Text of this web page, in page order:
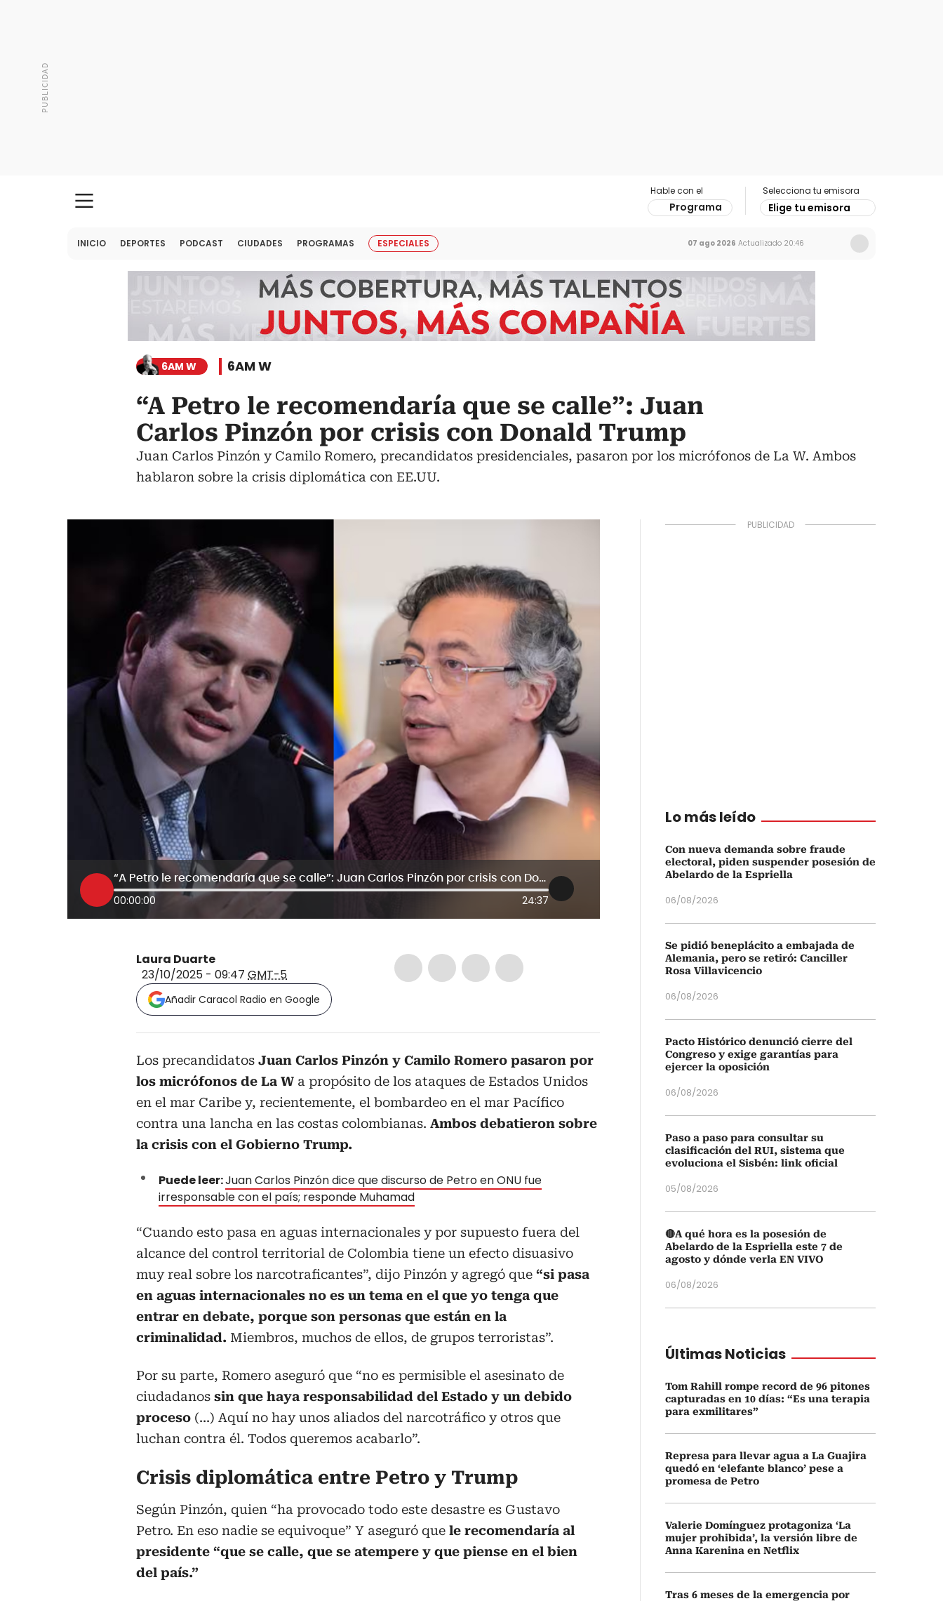
Hable con el
Programa
Selecciona tu emisora
Elige tu emisora
INICIO DEPORTES PODCAST CIUDADES PROGRAMAS ESPECIALES 07 ago 2026 Actualizado 20:46
6AM W 6AM W
“A Petro le recomendaría que se calle”: Juan
Carlos Pinzón por crisis con Donald Trump
Juan Carlos Pinzón y Camilo Romero, precandidatos presidenciales, pasaron por los micrófonos de La W. Ambos
hablaron sobre la crisis diplomática con EE.UU.
“A Petro le recomendaría que se calle”: Juan Carlos Pinzón por crisis con Donald Trump
00:00:00 24:37
Laura Duarte
23/10/2025 - 09:47 GMT-5
Añadir Caracol Radio en Google
Los precandidatos Juan Carlos Pinzón y Camilo Romero pasaron por
los micrófonos de La W a propósito de los ataques de Estados Unidos
en el mar Caribe y, recientemente, el bombardeo en el mar Pacífico
contra una lancha en las costas colombianas. Ambos debatieron sobre
la crisis con el Gobierno Trump.
Puede leer:Juan Carlos Pinzón dice que discurso de Petro en ONU fue
irresponsable con el país; responde Muhamad
“Cuando esto pasa en aguas internacionales y por supuesto fuera del
alcance del control territorial de Colombia tiene un efecto disuasivo
muy real sobre los narcotraficantes”, dijo Pinzón y agregó que “si pasa
en aguas internacionales no es un tema en el que yo tenga que
entrar en debate, porque son personas que están en la
criminalidad. Miembros, muchos de ellos, de grupos terroristas”.
Por su parte, Romero aseguró que “no es permisible el asesinato de
ciudadanos sin que haya responsabilidad del Estado y un debido
proceso (...) Aquí no hay unos aliados del narcotráfico y otros que
luchan contra él. Todos queremos acabarlo”.
Crisis diplomática entre Petro y Trump
Según Pinzón, quien “ha provocado todo este desastre es Gustavo
Petro. En eso nadie se equivoque” Y aseguró que le recomendaría al
presidente “que se calle, que se atempere y que piense en el bien
del país.”
Lo más leído
Con nueva demanda sobre fraude
electoral, piden suspender posesión de
Abelardo de la Espriella
06/08/2026
Se pidió beneplácito a embajada de
Alemania, pero se retiró: Canciller
Rosa Villavicencio
06/08/2026
Pacto Histórico denunció cierre del
Congreso y exige garantías para
ejercer la oposición
06/08/2026
Paso a paso para consultar su
clasificación del RUI, sistema que
evoluciona el Sisbén: link oficial
05/08/2026
🔴A qué hora es la posesión de
Abelardo de la Espriella este 7 de
agosto y dónde verla EN VIVO
06/08/2026
Últimas Noticias
Tom Rahill rompe record de 96 pitones
capturadas en 10 días: “Es una terapia
para exmilitares”
Represa para llevar agua a La Guajira
quedó en ‘elefante blanco’ pese a
promesa de Petro
Valerie Domínguez protagoniza ‘La
mujer prohibida’, la versión libre de
Anna Karenina en Netflix
Tras 6 meses de la emergencia por